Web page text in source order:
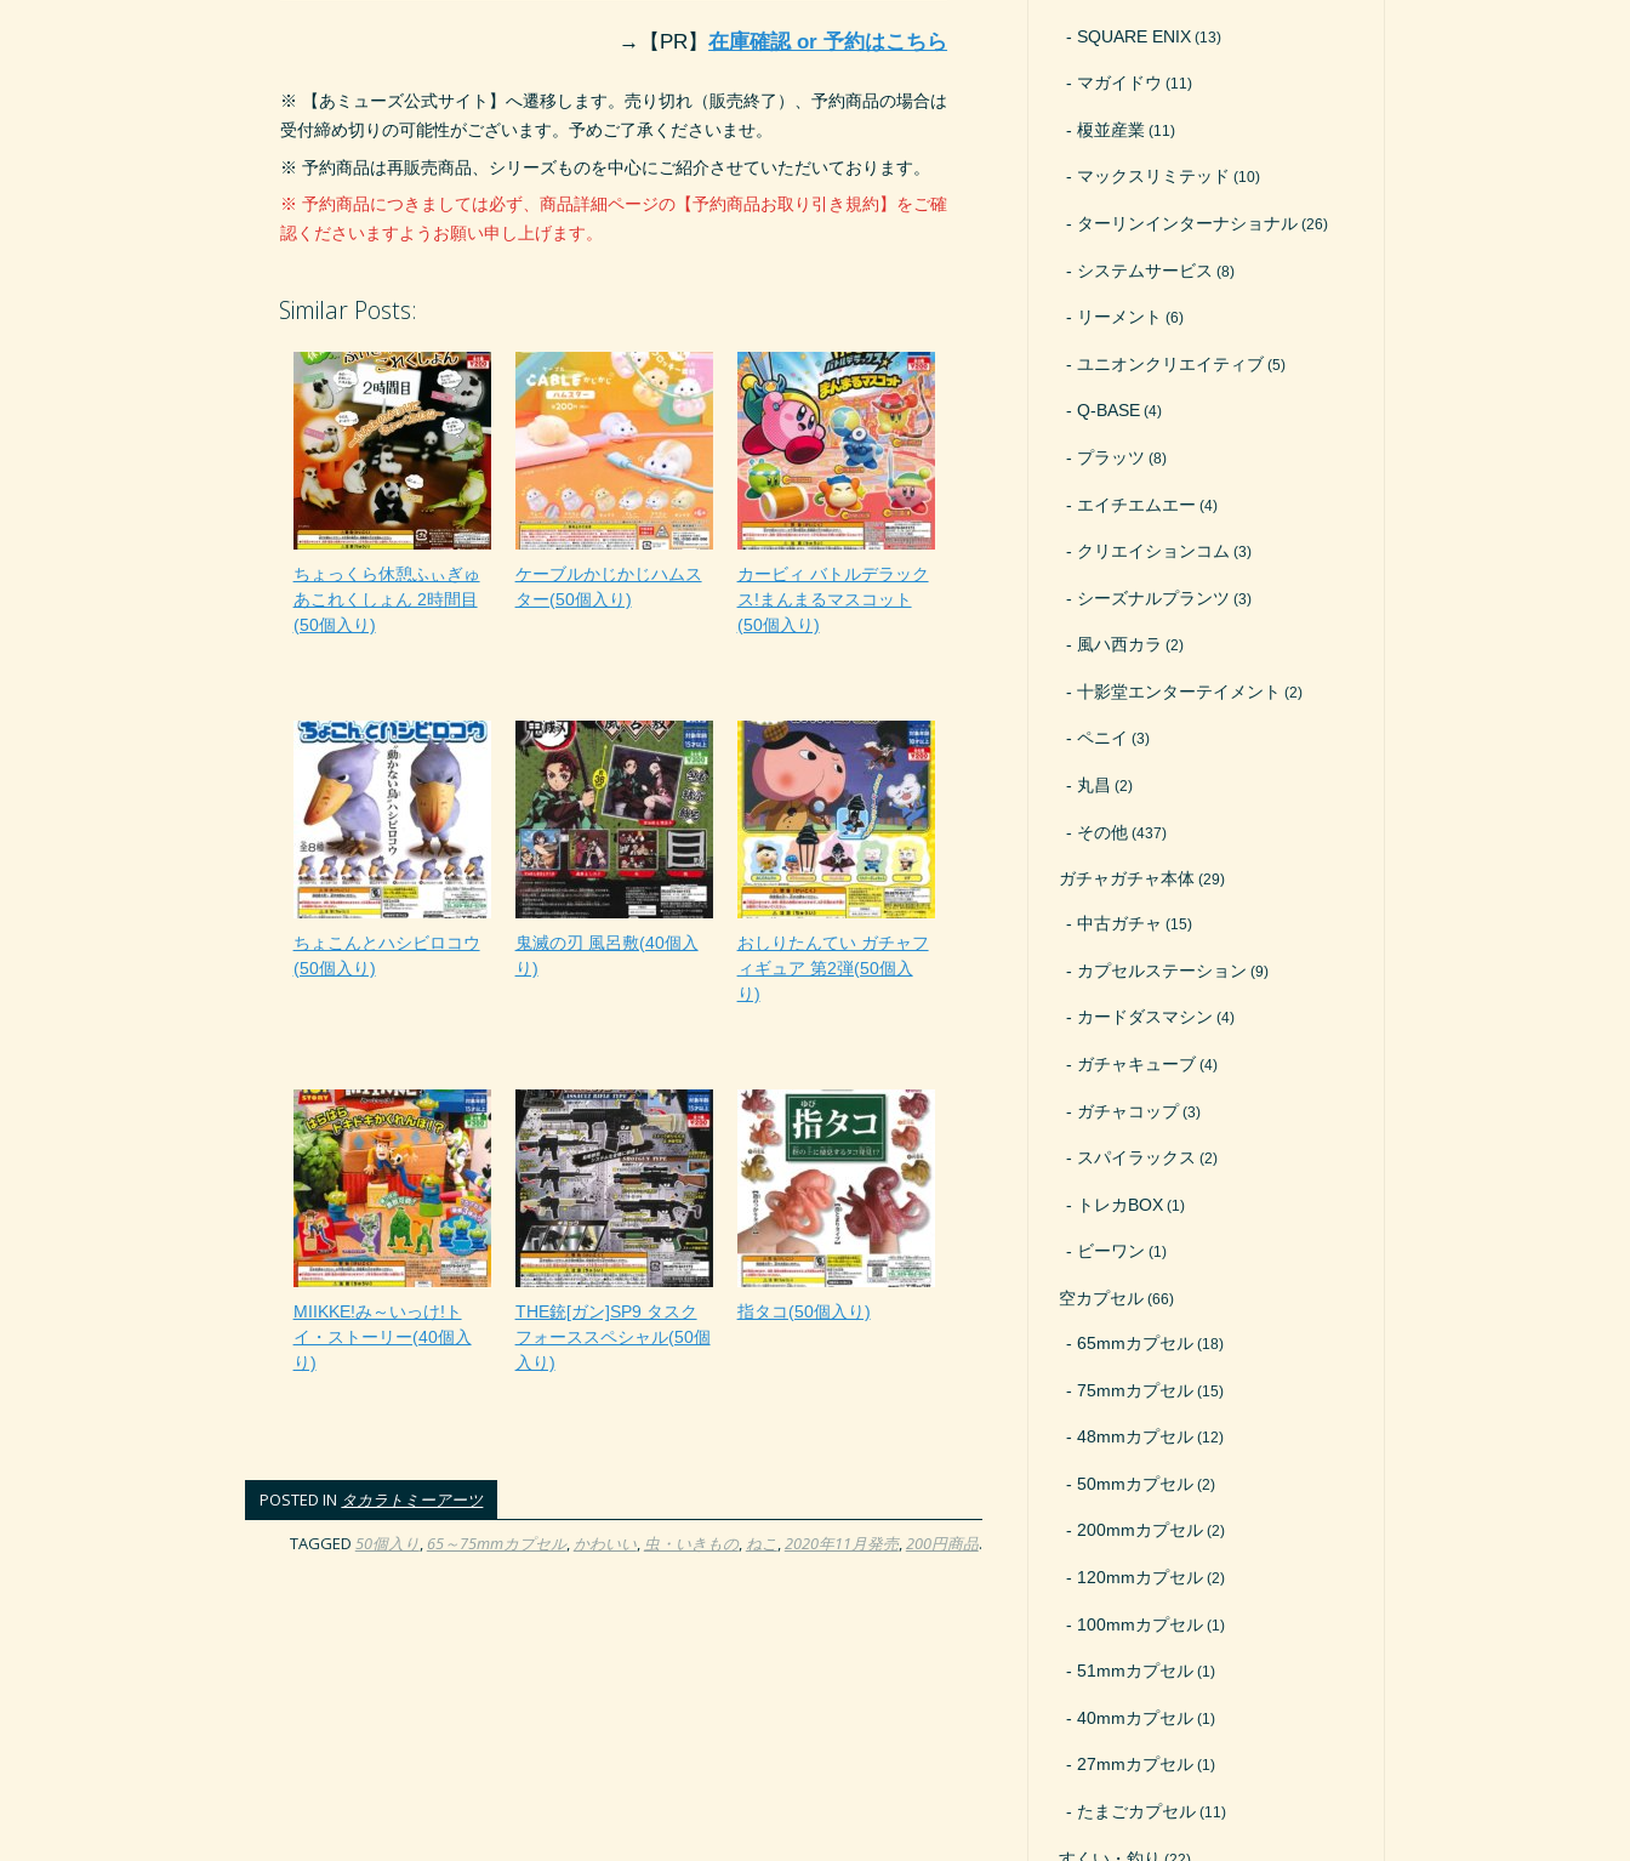
→ 【PR】在庫確認 or 予約はこちら
※ 【あミューズ公式サイト】へ遷移します。売り切れ（販売終了）、予約商品の場合は
受付締め切りの可能性がございます。予めご了承くださいませ。
※ 予約商品は再販売商品、シリーズものを中心にご紹介させていただいております。
※ 予約商品につきましては必ず、商品詳細ページの【予約商品お取り引き規約】をご確
認くださいますようお願い申し上げます。
Similar Posts:
ちょっくら休憩ふぃぎゅ
あこれくしょん 2時間目
(50個入り)
ケーブルかじかじハムス
ター(50個入り)
カービィ バトルデラック
ス!まんまるマスコット
(50個入り)
ちょこんとハシビロコウ
(50個入り)
鬼滅の刃 風呂敷(40個入
り)
おしりたんてい ガチャフ
ィギュア 第2弾(50個入
り)
MIIKKE!み～いっけ!ト
イ・ストーリー(40個入
り)
THE銃[ガン]SP9 タスク
フォーススペシャル(50個
入り)
指タコ(50個入り)
POSTED IN タカラトミーアーツ
TAGGED 50個入り, 65～75mmカプセル, かわいい, 虫・いきもの, ねこ,2020年11月発売,200円商品.
SQUARE ENIX (13)
マガイドウ (11)
榎並産業 (11)
マックスリミテッド (10)
ターリンインターナショナル (26)
システムサービス (8)
リーメント (6)
ユニオンクリエイティブ (5)
Q-BASE (4)
プラッツ (8)
エイチエムエー (4)
クリエイションコム (3)
シーズナルプランツ (3)
風ハ西カラ (2)
十影堂エンターテイメント (2)
ペニイ (3)
丸昌 (2)
その他 (437)
ガチャガチャ本体 (29)
中古ガチャ (15)
カプセルステーション (9)
カードダスマシン (4)
ガチャキューブ (4)
ガチャコップ(3)
スパイラックス (2)
トレカBOX (1)
ビーワン (1)
空カプセル (66)
65mmカプセル (18)
75mmカプセル (15)
48mmカプセル (12)
50mmカプセル (2)
200mmカプセル (2)
120mmカプセル (2)
100mmカプセル (1)
51mmカプセル (1)
40mmカプセル (1)
27mmカプセル (1)
たまごカプセル (11)